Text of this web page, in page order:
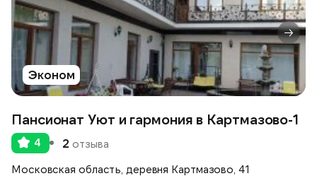
Эконом
Пансионат Уют и гармония в Картмазово-1
4 2 отзыва
Московская область, деревня Картмазово, 41